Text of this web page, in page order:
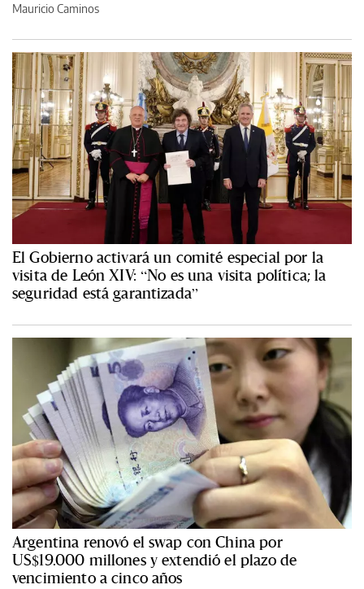
Mauricio Caminos
El Gobierno activará un comité especial por la
visita de León XIV: “No es una visita política; la
seguridad está garantizada”
Argentina renovó el swap con China por
US$19.000 millones y extendió el plazo de
vencimiento a cinco años